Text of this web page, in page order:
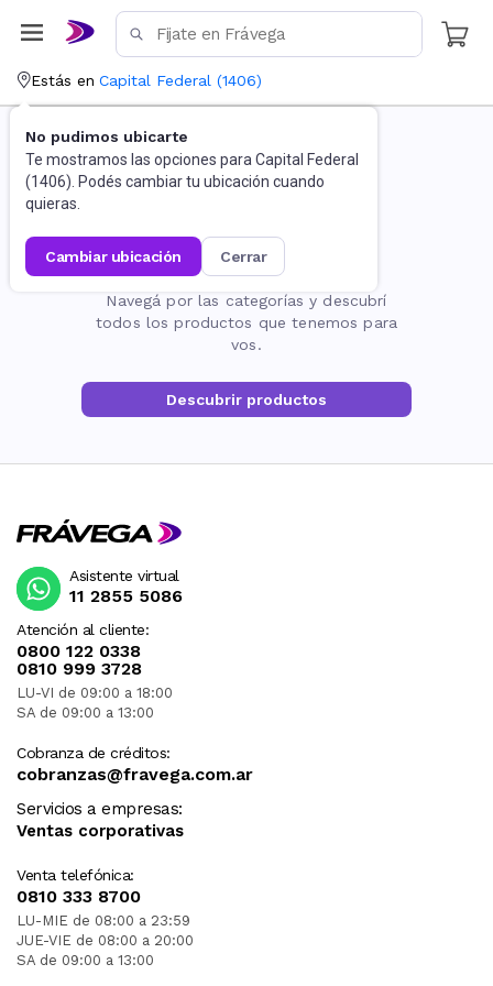
Estás en Capital Federal (1406)
No pudimos ubicarte
Te mostramos las opciones para Capital Federal
(1406). Podés cambiar tu ubicación cuando
quieras.
cambiar ubicación cerrar
La página no existe
Navegá por las categorías y descubrí
todos los productos que tenemos para
vos.
Descubrir productos
Atención al cliente:
0800 122 0338
0810 999 3728
LU-VI de 09:00 a 18:00
SA de 09:00 a 13:00
Cobranza de créditos:
cobranzas@fravega.com.ar
Servicios a empresas:
Ventas corporativas
Venta telefónica:
0810 333 8700
LU-MIE de 08:00 a 23:59
JUE-VIE de 08:00 a 20:00
SA de 09:00 a 13:00
Asistente virtual
11 2855 5086